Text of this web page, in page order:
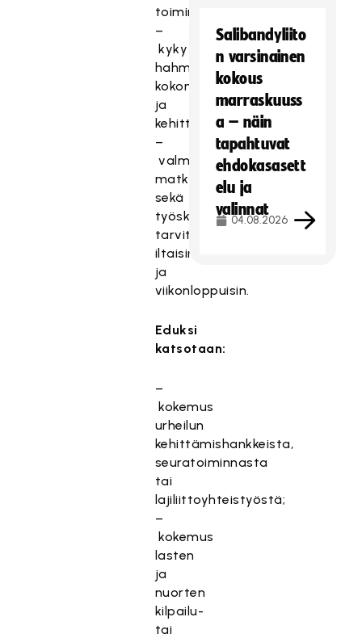
toimintaympäristöstä;
–
kyky
hahmottaa
kokonaisuuksia
ja
kehittämistarpeita;
–
valmius
matkustaa
sekä
työskennellä
tarvittaessa
iltaisin
ja
viikonloppuisin.
Eduksi
katsotaan:
–
kokemus
urheilun
kehittämishankkeista,
seuratoiminnasta
tai
lajiliittoyhteistyöstä;
–
kokemus
lasten
ja
nuorten
kilpailu-
tai
Salibandyliito
n varsinainen
kokous
marraskuuss
a – näin
tapahtuvat
ehdokasasett
elu ja
valinnat
04.08.2026